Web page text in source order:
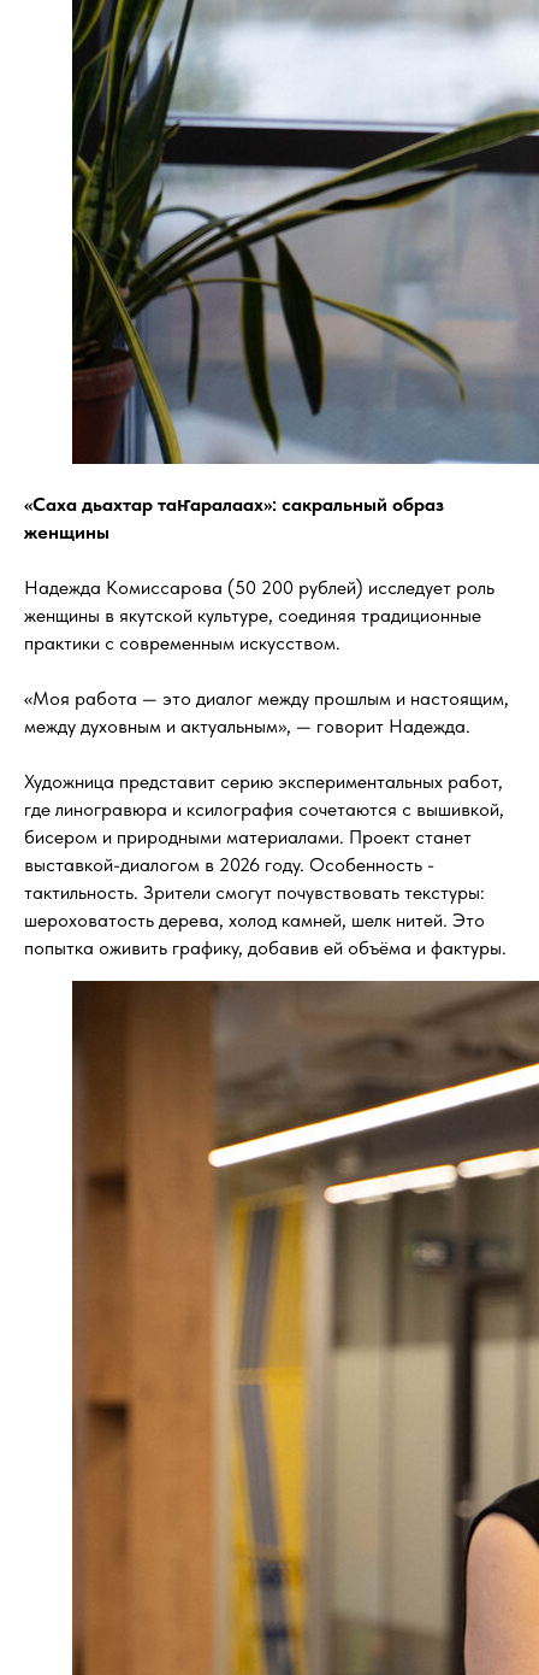
«Саха дьахтар таҥаралаах»: сакральный образ
женщины
Надежда Комиссарова (50 200 рублей) исследует роль
женщины в якутской культуре, соединяя традиционные
практики с современным искусством.
«Моя работа — это диалог между прошлым и настоящим,
между духовным и актуальным», — говорит Надежда.
Художница представит серию экспериментальных работ,
где линогравюра и ксилография сочетаются с вышивкой,
бисером и природными материалами. Проект станет
выставкой-диалогом в 2026 году. Особенность -
тактильность. Зрители смогут почувствовать текстуры:
шероховатость дерева, холод камней, шелк нитей. Это
попытка оживить графику, добавив ей объёма и фактуры.